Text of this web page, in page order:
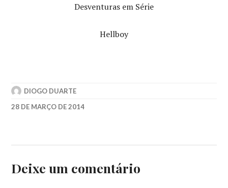
Desventuras em Série
Hellboy
DIOGO DUARTE
28 DE MARÇO DE 2014
MY
BALLOT,
Deixe um comentário